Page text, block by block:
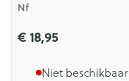
Nf
€ 18,95
Niet beschikbaar